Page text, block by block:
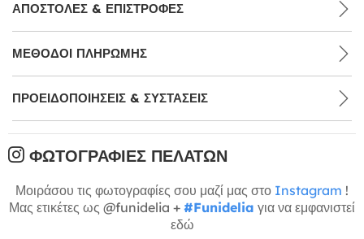
ΑΠΟΣΤΟΛΈΣ & ΕΠΙΣΤΡΟΦΈΣ
ΜΕΘΌΔΟΙ ΠΛΗΡΩΜΉΣ
ΠΡΟΕΙΔΟΠΟΙΉΣΕΙΣ & ΣΥΣΤΆΣΕΙΣ
ΦΩΤΟΓΡΑΦΊΕΣ ΠΕΛΑΤΏΝ
Μοιράσου τις φωτογραφίες σου μαζί μας στο Instagram !
Μας ετικέτες ως @funidelia + #Funidelia για να εμφανιστεί
εδώ